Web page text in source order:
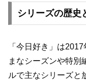
シリーズの歴史
「今日好き」は
まなシーズンや特別
ルで主なシリーズと